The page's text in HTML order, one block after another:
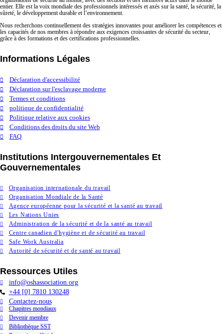
entier. Elle est la voix mondiale des professionnels intéressés et axés sur la santé, la sécurité, la
sûreté, le développement durable et l’environnement.
Nous recherchons continuellement des stratégies innovantes pour améliorer les compétences et
les capacités de nos membres à répondre aux exigences croissantes de sécurité du secteur,
grâce à des formations et des certifications professionnelles.
Informations Légales
Déclaration d'accessibilité
Déclaration sur l'esclavage moderne
Termes et conditions
politique de confidentialité
Politique relative aux cookies
Conditions des droits du site Web
FAQ
Institutions Intergouvernementales Et
Gouvernementales
Organisation internationale du travail
Organisation Mondiale de la Santé
Agence européenne pour la sécurité et la santé au travail
Les Nations Unies
Administration de la sécurité et de la santé au travail
Centre canadien d'hygiène et de sécurité au travail
Safe Work Australia
Autorité de sécurité et de santé au travail
Ressources Utiles
info@oshassociation.org
+44 [0] 7810 130248
Contactez-nous
Chapitres mondiaux
Devenir membre
Bibliothèque SST